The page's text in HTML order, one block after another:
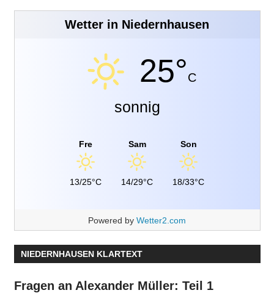
Wetter in Niedernhausen
25°C
sonnig
Fre
13/25°C
Sam
14/29°C
Son
18/33°C
Powered by Wetter2.com
NIEDERNHAUSEN KLARTEXT
Fragen an Alexander Müller: Teil 1